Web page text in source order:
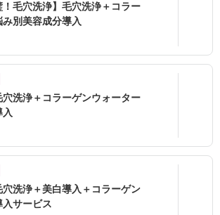
！毛穴洗浄】毛穴洗浄＋コラー
別美容成分導入
穴洗浄＋コラーゲンウォーター
穴洗浄＋美白導入＋コラーゲン
サービス